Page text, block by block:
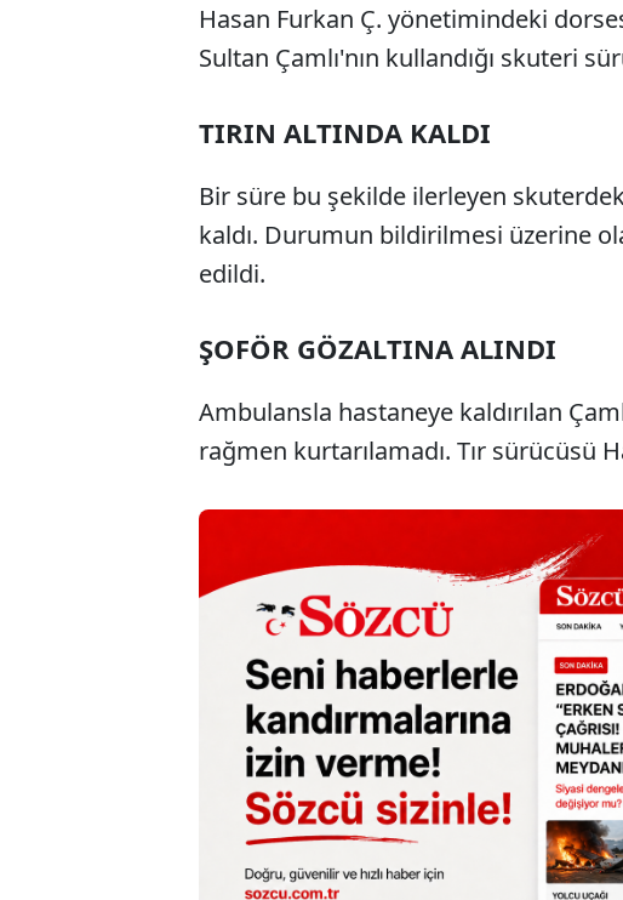
Hasan Furkan Ç. yönetimindeki
Sultan Çamlı'nın kullandığı skuteri
TIRIN ALTINDA KALDI
Bir süre bu şekilde ilerleyen
kaldı. Durumun bildirilmesi üzerine
edildi.
ŞOFÖR GÖZALTINA ALINDI
Ambulansla hastaneye kaldırılan
rağmen kurtarılamadı. Tır sürücüsü